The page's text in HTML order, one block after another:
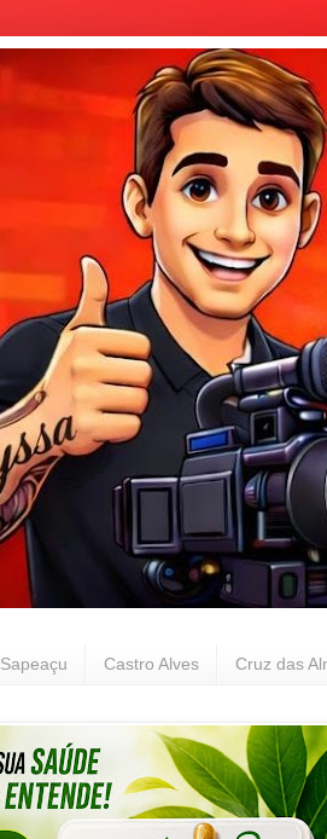
Sapeaçu Castro Alves Cruz das